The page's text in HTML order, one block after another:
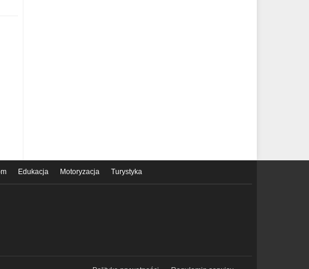
Edukacja Motoryzacja Turystyka